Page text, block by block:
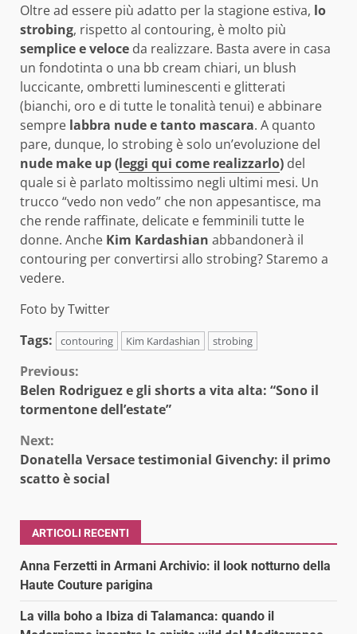
Oltre ad essere più adatto per la stagione estiva, lo
strobing, rispetto al contouring, è molto più
semplice e veloce da realizzare. Basta avere in casa
un fondotinta o una bb cream chiari, un blush
luccicante, ombretti luminescenti e glitterati
(bianchi, oro e di tutte le tonalità tenui) e abbinare
sempre labbra nude e tanto mascara. A quanto
pare, dunque, lo strobing è solo un’evoluzione del
nude make up (leggi qui come realizzarlo) del
quale si è parlato moltissimo negli ultimi mesi. Un
trucco “vedo non vedo” che non appesantisce, ma
che rende raffinate, delicate e femminili tutte le
donne. Anche Kim Kardashian abbandonerà il
contouring per convertirsi allo strobing? Staremo a
vedere.
Foto by Twitter
Tags:
contouring Kim Kardashian strobing
Continue
Reading
Previous:
Belen Rodriguez e gli shorts a vita alta: “Sono il
tormentone dell’estate”
Next:
Donatella Versace testimonial Givenchy: il primo
scatto è social
ARTICOLI RECENTI
Anna Ferzetti in Armani Archivio: il look notturno della
Haute Couture parigina
La villa boho a Ibiza di Talamanca: quando il